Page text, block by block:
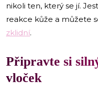
nikoli ten, který se jí.
reakce kůže a můžete
zklidní.
Připravte si
vloček